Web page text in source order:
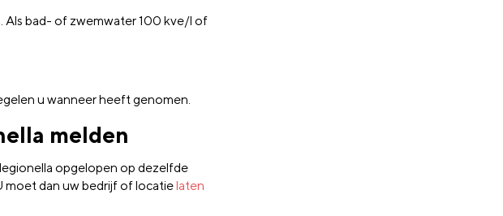
Als bad- of zwemwater 100 kve/l of
u wanneer heeft genomen.
melden
opgelopen op dezelfde
moet dan uw bedrijf of locatielaten